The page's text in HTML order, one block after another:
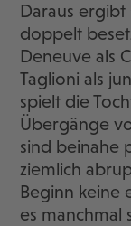
Daraus ergibt
doppelt
Deneuve als
Taglioni als
spielt die
Übergänge
sind beinahe
ziemlich
Beginn keine
es manchmal